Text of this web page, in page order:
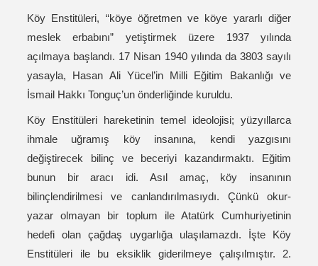
Köy Enstitüleri, “köye öğretmen ve köye yararlı diğer
meslek erbabını” yetiştirmek üzere 1937 yılında
açılmaya başlandı. 17 Nisan 1940 yılında da 3803 sayılı
yasayla, Hasan Ali Yücel’in Milli Eğitim Bakanlığı ve
İsmail Hakkı Tonguç’un önderliğinde kuruldu.
Köy Enstitüleri hareketinin temel ideolojisi; yüzyıllarca
ihmale uğramış köy insanına, kendi yazgısını
değiştirecek bilinç ve beceriyi kazandırmaktı. Eğitim
bunun bir aracı idi. Asıl amaç, köy insanının
bilinçlendirilmesi ve canlandırılmasıydı. Çünkü okur-
yazar olmayan bir toplum ile Atatürk Cumhuriyetinin
hedefi olan çağdaş uygarlığa ulaşılamazdı. İşte Köy
Enstitüleri ile bu eksiklik giderilmeye çalışılmıştır. 2.